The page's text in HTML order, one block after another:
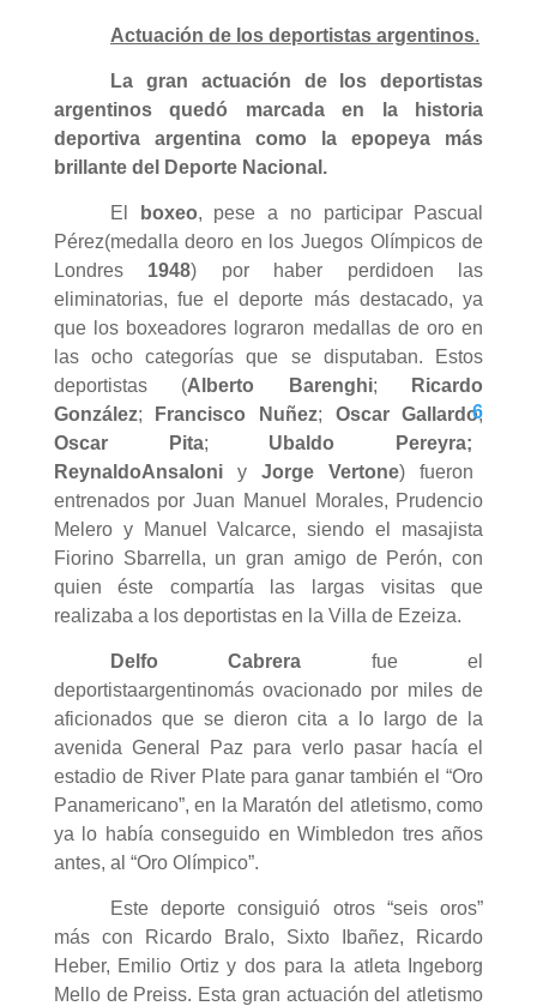
Actuación de los deportistas argentinos.
La gran actuación de los deportistas
argentinos quedó marcada en la historia
deportiva argentina como la epopeya más
brillante del Deporte Nacional.
El boxeo, pese a no participar Pascual
Pérez(medalla deoro en los Juegos Olímpicos de
Londres 1948) por haber perdidoen las
eliminatorias, fue el deporte más destacado, ya
que los boxeadores lograron medallas de oro en
las ocho categorías que se disputaban. Estos
deportistas (Alberto Barenghi;
Ricardo
González; Francisco Nuñez; Oscar Gallardo;
Oscar Pita; Ubaldo Pereyra;
6
ReynaldoAnsaloniy Jorge Vertone) fueron
entrenados por Juan Manuel Morales, Prudencio
Melero y Manuel Valcarce, siendo el masajista
Fiorino Sbarrella, un gran amigo de Perón, con
quien éste compartía las largas visitas que
realizaba a los deportistas en la Villa de Ezeiza.
Delfo Cabrera fue el
deportistaargentinomás ovacionado por miles de
aficionados que se dieron cita a lo largo de la
avenida General Paz para verlo pasar hacía el
estadio de River Plate para ganar también el “Oro
Panamericano”, en la Maratón del atletismo, como
ya lo había conseguido en Wimbledon tres años
antes, al “Oro Olímpico”.
Este deporte consiguió otros “seis oros”
más con Ricardo Bralo, Sixto Ibañez, Ricardo
Heber, Emilio Ortiz y dos para la atleta Ingeborg
Mello de Preiss. Esta gran actuación del atletismo